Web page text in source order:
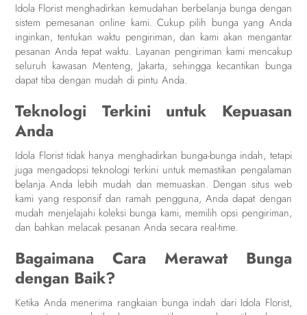
Idola Florist menghadirkan kemudahan berbelanja bunga dengan
sistem pemesanan online kami. Cukup pilih bunga yang Anda
inginkan, tentukan waktu pengiriman, dan kami akan mengantar
pesanan Anda tepat waktu. Layanan pengiriman kami mencakup
seluruh kawasan Menteng, Jakarta, sehingga kecantikan bunga
dapat tiba dengan mudah di pintu Anda.
Teknologi Terkini untuk Kepuasan
Anda
Idola Florist tidak hanya menghadirkan bunga-bunga indah, tetapi
juga mengadopsi teknologi terkini untuk memastikan pengalaman
belanja Anda lebih mudah dan memuaskan. Dengan situs web
kami yang responsif dan ramah pengguna, Anda dapat dengan
mudah menjelajahi koleksi bunga kami, memilih opsi pengiriman,
dan bahkan melacak pesanan Anda secara real-time.
Bagaimana Cara Merawat Bunga
dengan Baik?
Ketika Anda menerima rangkaian bunga indah dari Idola Florist,